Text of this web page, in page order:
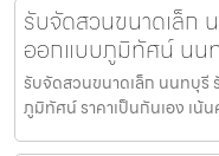
รับจัดสวนขนาดเล็ก
ออกแบบภูมิทัศน์ นน
รับจัดสวนขนาดเล็ก นนทบุ
ภูมิทัศน์ ราคาเป็นกันเอง เ